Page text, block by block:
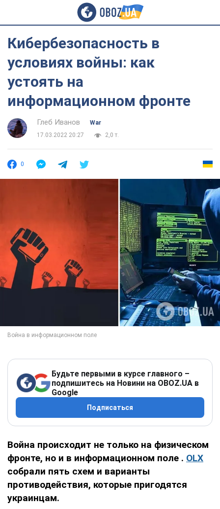
Кибербезопасность в
условиях войны: как
устоять на
информационном фронте
Глеб Иванов
War
17.03.2022 20:27
2,0 т.
0
Будьте первыми в курсе главного –
подпишитесь на Новини на OBOZ.UA в
Google
Подписаться
Война происходит не только на физическом
фронте, но и в информационном поле . OLX
собрали пять схем и варианты
противодействия, которые пригодятся
украинцам.